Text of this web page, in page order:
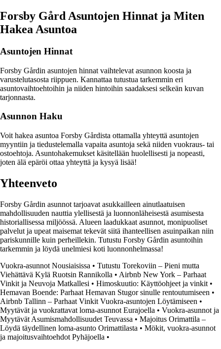
Forsby Gård Asuntojen Hinnat ja Miten
Hakea Asuntoa
Asuntojen Hinnat
Forsby Gårdin asuntojen hinnat vaihtelevat asunnon koosta ja
varustelutasosta riippuen. Kannattaa tutustua tarkemmin eri
asuntovaihtoehtoihin ja niiden hintoihin saadaksesi selkeän kuvan
tarjonnasta.
Asunnon Haku
Voit hakea asuntoa Forsby Gårdista ottamalla yhteyttä asuntojen
myyntiin ja tiedustelemalla vapaita asuntoja sekä niiden vuokraus- tai
ostoehtoja. Asuntohakemukset käsitellään huolellisesti ja nopeasti,
joten älä epäröi ottaa yhteyttä ja kysyä lisää!
Yhteenveto
Forsby Gårdin asunnot tarjoavat asukkailleen ainutlaatuisen
mahdollisuuden nauttia ylellisestä ja luonnonläheisestä asumisesta
historiallisessa miljöössä. Alueen laadukkaat asunnot, monipuoliset
palvelut ja upeat maisemat tekevät siitä ihanteellisen asuinpaikan niin
pariskunnille kuin perheillekin. Tutustu Forsby Gårdin asuntoihin
tarkemmin ja löydä unelmiesi koti luonnonhelmassa!
Vuokra-asunnot Nousiaisissa • Tutustu Torekoviin – Pieni mutta
Viehättävä Kylä Ruotsin Rannikolla • Airbnb New York – Parhaat
Vinkit ja Neuvoja Matkallesi • Himoskuutio: Käyttöohjeet ja vinkit •
Hemavan Boende: Parhaat Hemavan Stugor sinulle rentoutumiseen •
Airbnb Tallinn – Parhaat Vinkit Vuokra-asuntojen Löytämiseen •
Myytävät ja vuokrattavat loma-asunnot Eurajoella • Vuokra-asunnot ja
Myytävät Asumismahdollisuudet Teuvassa • Majoitus Orimattila –
Löydä täydellinen loma-asunto Orimattilasta • Mökit, vuokra-asunnot
ja majoitusvaihtoehdot Pyhäjoella •